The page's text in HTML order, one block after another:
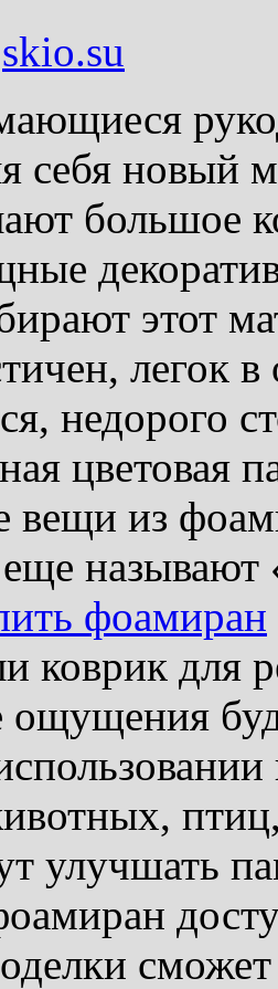
skio.su
себя новый
большое
этот
легок
недорого
цветовая
вещи из
называют
фоамиран
коврик для
ощущения
улучшать